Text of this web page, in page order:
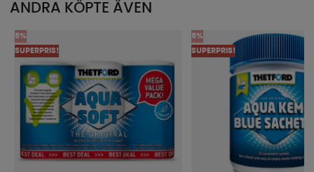
ANDRA KÖPTE ÄVEN
5%
SUPERPRIS!
5%
SUPERPRIS!